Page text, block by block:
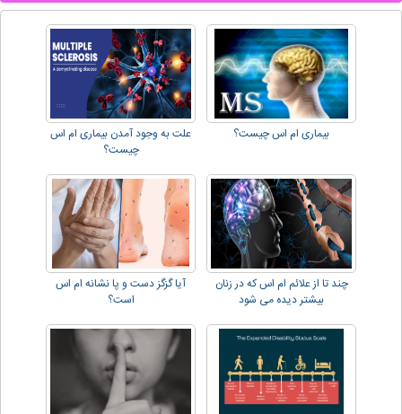
بیماری ام اس چیست؟
علت به وجود آمدن بیماری ام اس
چیست؟
چند تا از علائم ام اس که در زنان
بیشتر دیده می شود
آیا گزگز دست و پا نشانه ام اس
است؟